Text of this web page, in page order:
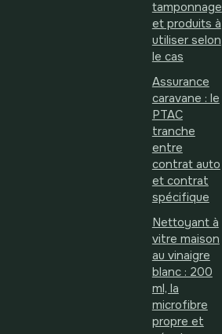
tamponnage
et produits à
utiliser selon
le cas
Assurance
caravane : le
PTAC
tranche
entre
contrat auto
et contrat
spécifique
Nettoyant à
vitre maison
au vinaigre
blanc : 200
ml, la
microfibre
propre et